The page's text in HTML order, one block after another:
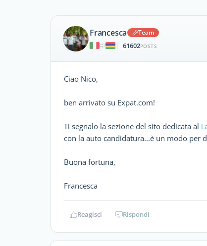
Francesca
Team
|
61602POSTS
Ciao Nico,
ben arrivato su Expat.com!
Ti segnalo la sezione del sito dedicata al
con la auto candidatura...è un modo per
Buona fortuna,
Francesca
Reagisci Rispondi